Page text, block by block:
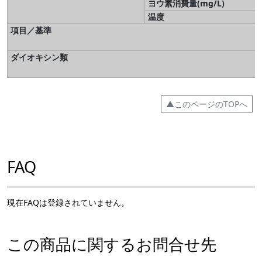
ヨウ素消費量(mg/L)
温度
項目／基準
ダイオキシン類
▲このページのTOPへ
FAQ
現在FAQは登録されていません。
この商品に関するお問合せ先